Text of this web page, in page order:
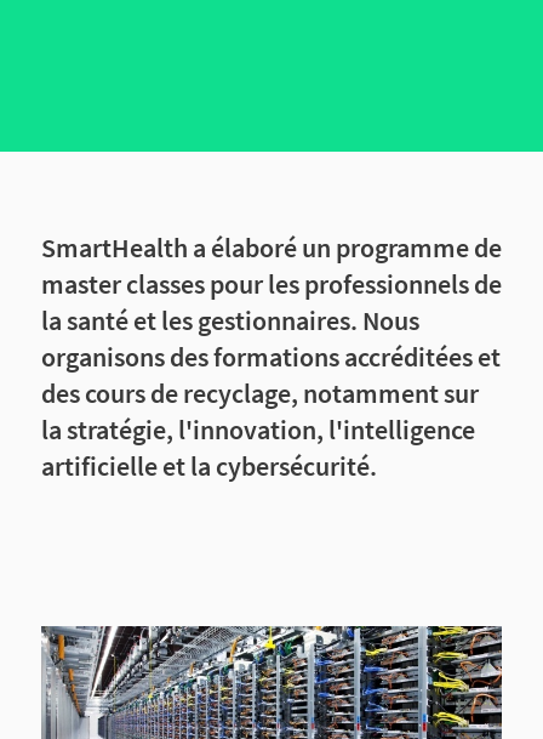
SmartHealth a élaboré un programme de
master classes pour les professionnels de
la santé et les gestionnaires. Nous
organisons des formations accréditées et
des cours de recyclage, notamment sur
la stratégie, l'innovation, l'intelligence
artificielle et la cybersécurité.